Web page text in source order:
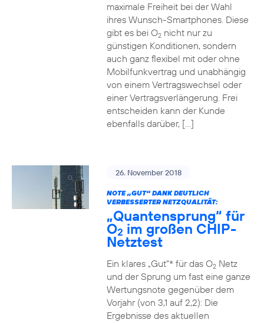
maximale Freiheit bei der Wahl
ihres Wunsch-Smartphones. Diese
gibt es bei O2nicht nur zu
günstigen Konditionen, sondern
auch ganz flexibel mit oder ohne
Mobilfunkvertrag und unabhängig
von einem Vertragswechsel oder
einer Vertragsverlängerung. Frei
entscheiden kann der Kunde
ebenfalls darüber, […]
26. November 2018
NOTE „GUT“ DANK DEUTLICH
VERBESSERTER NETZQUALITÄT:
„Quantensprung“ für
O2 im großen CHIP-
Netztest
Ein klares „Gut“* für das O2Netz
und der Sprung um fast eine ganze
Wertungsnote gegenüber dem
Vorjahr (von 3,1 auf 2,2): Die
Ergebnisse des aktuellen